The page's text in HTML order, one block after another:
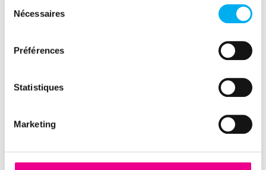
Nécessaires
Préférences
Statistiques
Marketing
(nouvelle fenêtre)
(nouvelle fenêtre) (nouvelle fenêtre)
(nouvelle fenêtre)
(nouvelle